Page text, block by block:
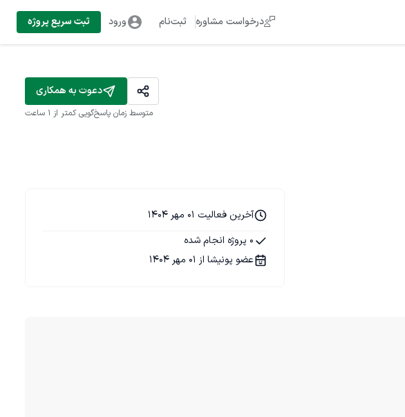
درخواست مشاوره ثبت‌نام ورود ثبت سریع پروژه
دعوت به همکاری
متوسط زمان پاسخ‌گویی کمتر از 1 ساعت
آخرین فعالیت 01 مهر 1404
0 پروژه انجام شده
عضو پونیشا از 01 مهر 1404